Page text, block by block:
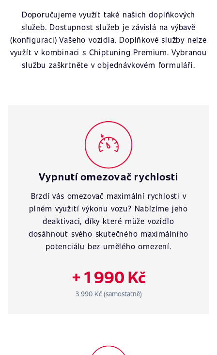
Doporučujeme využít také našich doplňkových
služeb. Dostupnost služeb je závislá na výbavě
(konfiguraci) Vašeho vozidla. Doplňkové služby nelze
využít v kombinaci s Chiptuning Premium. Vybranou
službu zaškrtněte v objednávkovém formuláři.
Vypnutí omezovač rychlosti
Brzdí vás omezovač maximální rychlosti v
plném využití výkonu vozu? Nabízíme jeho
deaktivaci, díky které může vozidlo
dosáhnout svého skutečného maximálního
potenciálu bez umělého omezení.
+ 1 990 Kč
3 990 Kč (samostatně)